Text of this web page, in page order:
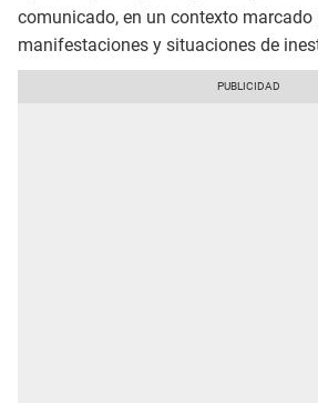
comunicado, en un contexto marcado
manifestaciones y situaciones de